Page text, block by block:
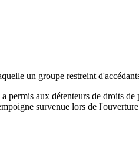
un groupe restreint
permis aux détenteurs de droits
survenue lors de